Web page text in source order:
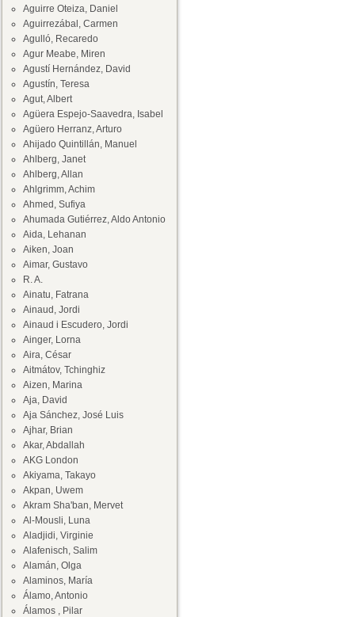
Aguirre Oteiza, Daniel
Aguirrezábal, Carmen
Agulló, Recaredo
Agur Meabe, Miren
Agustí Hernández, David
Agustín, Teresa
Agut, Albert
Agüera Espejo-Saavedra, Isabel
Agüero Herranz, Arturo
Ahijado Quintillán, Manuel
Ahlberg, Janet
Ahlberg, Allan
Ahlgrimm, Achim
Ahmed, Sufiya
Ahumada Gutiérrez, Aldo Antonio
Aida, Lehanan
Aiken, Joan
Aimar, Gustavo
R. A.
Ainatu, Fatrana
Ainaud, Jordi
Ainaud i Escudero, Jordi
Ainger, Lorna
Aira, César
Aitmátov, Tchinghiz
Aizen, Marina
Aja, David
Aja Sánchez, José Luis
Ajhar, Brian
Akar, Abdallah
AKG London
Akiyama, Takayo
Akpan, Uwem
Akram Sha'ban, Mervet
Al-Mousli, Luna
Aladjidi, Virginie
Alafenisch, Salim
Alamán, Olga
Alaminos, María
Álamo, Antonio
Álamos , Pilar